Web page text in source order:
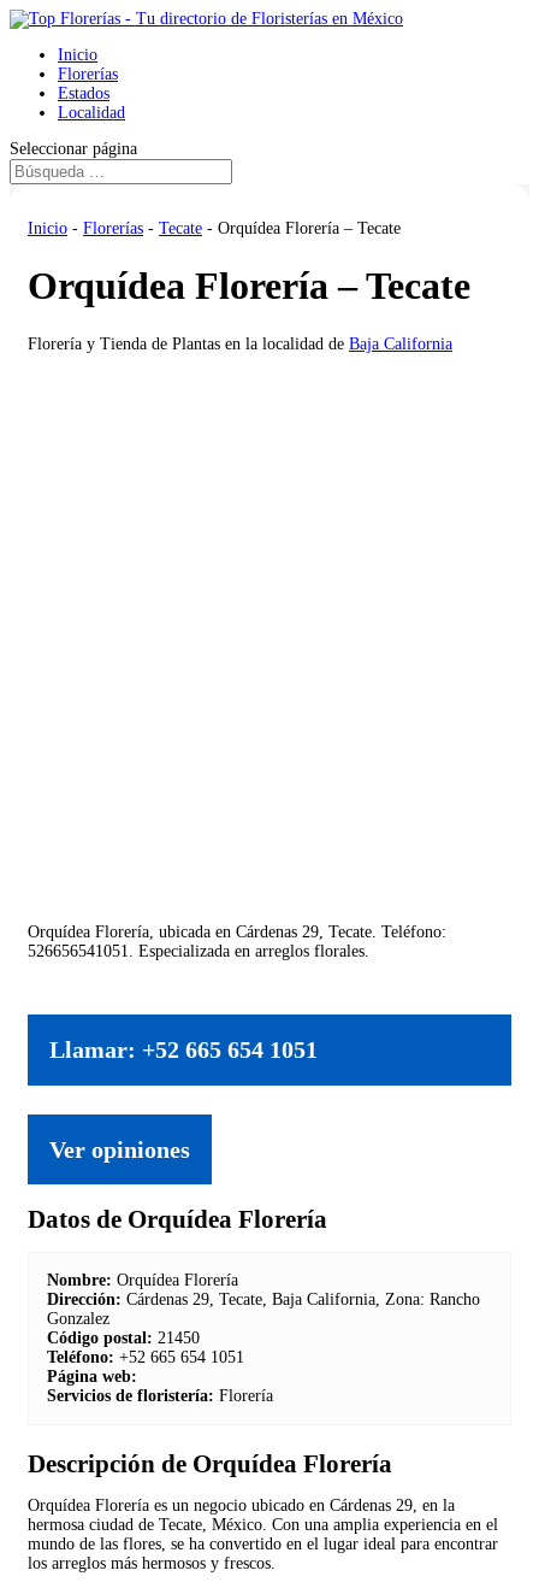
Inicio
Florerías
Estados
Localidad
Seleccionar página
Inicio - Florerías - Tecate - Orquídea Florería – Tecate
Orquídea Florería – Tecate
Florería y Tienda de Plantas en la localidad de Baja California
Orquídea Florería, ubicada en Cárdenas 29, Tecate. Teléfono:
526656541051. Especializada en arreglos florales.
Llamar: +52 665 654 1051
Ver opiniones
Datos de Orquídea Florería
Nombre: Orquídea Florería
Dirección: Cárdenas 29, Tecate, Baja California, Zona: Rancho
Gonzalez
Código postal: 21450
Teléfono: +52 665 654 1051
Página web:
Servicios de floristería: Florería
Descripción de Orquídea Florería
Orquídea Florería es un negocio ubicado en Cárdenas 29, en la
hermosa ciudad de Tecate, México. Con una amplia experiencia en el
mundo de las flores, se ha convertido en el lugar ideal para encontrar
los arreglos más hermosos y frescos.